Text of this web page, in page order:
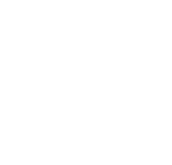
RR